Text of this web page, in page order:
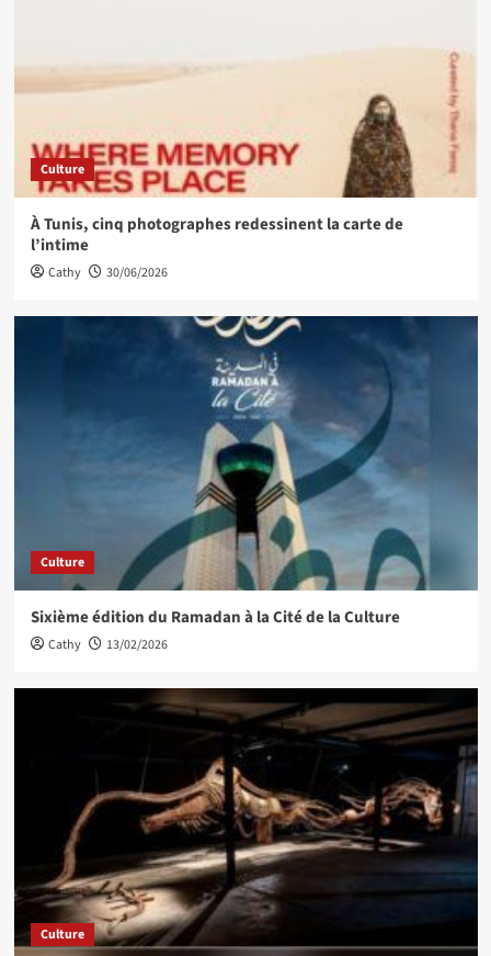
Culture
À Tunis, cinq photographes redessinent la carte de
l’intime
Cathy 30/06/2026
Culture
Sixième édition du Ramadan à la Cité de la Culture
Cathy 13/02/2026
Culture